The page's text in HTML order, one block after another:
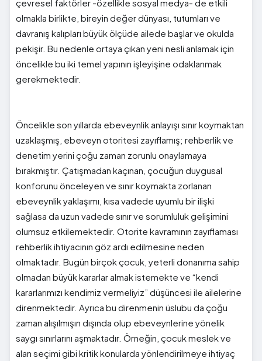
çevresel faktörler -özellikle sosyal medya- de etkili
olmakla birlikte, bireyin değer dünyası, tutumları ve
davranış kalıpları büyük ölçüde ailede başlar ve okulda
pekişir. Bu nedenle ortaya çıkan yeni nesli anlamak için
öncelikle bu iki temel yapının işleyişine odaklanmak
gerekmektedir.
Öncelikle son yıllarda ebeveynlik anlayışı sınır koymaktan
uzaklaşmış, ebeveyn otoritesi zayıflamış; rehberlik ve
denetim yerini çoğu zaman zorunlu onaylamaya
bırakmıştır. Çatışmadan kaçınan, çocuğun duygusal
konforunu önceleyen ve sınır koymakta zorlanan
ebeveynlik yaklaşımı, kısa vadede uyumlu bir ilişki
sağlasa da uzun vadede sınır ve sorumluluk gelişimini
olumsuz etkilemektedir. Otorite kavramının zayıflaması
rehberlik ihtiyacının göz ardı edilmesine neden
olmaktadır. Bugün birçok çocuk, yeterli donanıma sahip
olmadan büyük kararlar almak istemekte ve “kendi
kararlarımızı kendimiz vermeliyiz” düşüncesi ile ailelerine
direnmektedir. Ayrıca bu direnmenin üslubu da çoğu
zaman alışılmışın dışında olup ebeveynlerine yönelik
saygı sınırlarını aşmaktadır. Örneğin, çocuk meslek ve
alan seçimi gibi kritik konularda yönlendirilmeye ihtiyaç